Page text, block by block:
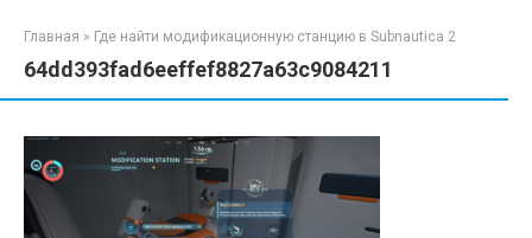
Главная » Где найти модификационную станцию в Subnautica 2
64dd393fad6eeffef8827a63c9084211